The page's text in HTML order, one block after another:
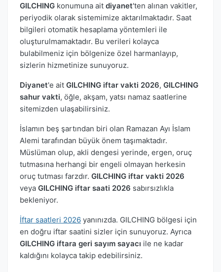
GILCHING konumuna ait diyanet'ten alınan vakitler,
periyodik olarak sistemimize aktarılmaktadır. Saat
bilgileri otomatik hesaplama yöntemleri ile
oluşturulmamaktadır. Bu verileri kolayca
bulabilmeniz için bölgenize özel harmanlayıp,
sizlerin hizmetinize sunuyoruz.
Diyanet'e ait GILCHING iftar vakti 2026, GILCHING
sahur vakti, öğle, akşam, yatsı namaz saatlerine
sitemizden ulaşabilirsiniz.
İslamın beş şartından biri olan Ramazan Ayı İslam
Alemi tarafından büyük önem taşımaktadır.
Müslüman olup, akli dengesi yerinde, ergen, oruç
tutmasına herhangi bir engeli olmayan herkesin
oruç tutması farzdır. GILCHING iftar vakti 2026
veya GILCHING iftar saati 2026 sabırsızlıkla
bekleniyor.
İftar saatleri 2026 yanınızda. GILCHING bölgesi için
en doğru iftar saatini sizler için sunuyoruz. Ayrıca
GILCHING iftara geri sayım sayacı ile ne kadar
kaldığını kolayca takip edebilirsiniz.